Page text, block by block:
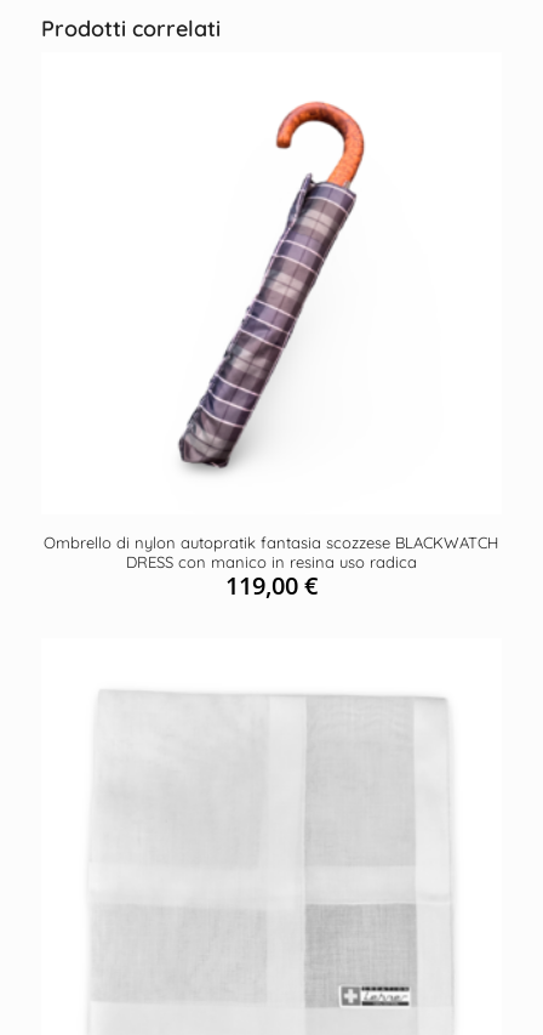
Prodotti correlati
Ombrello di nylon autopratik fantasia scozzese BLACKWATCH
DRESS con manico in resina uso radica
119,00€